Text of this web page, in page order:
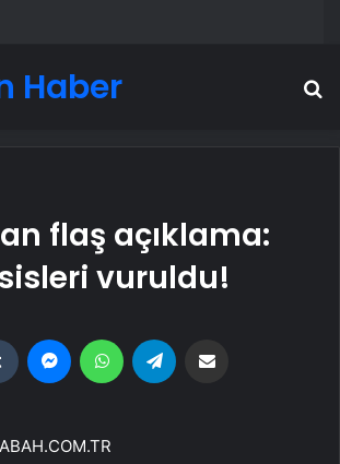
Haber
flaş açıklama:
vuruldu!
Tumblr MessengerWhatsApp